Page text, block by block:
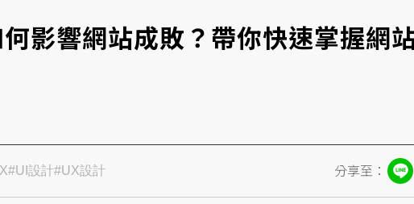
影響網站成敗？帶你快速掌握網
#UI設計#UX設計 分享至：